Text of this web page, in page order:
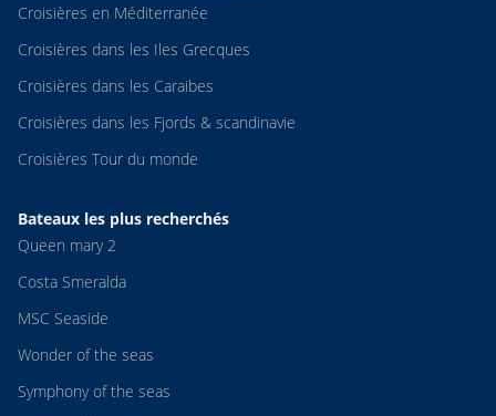
Croisières en Méditerranée
Croisières dans les Iles Grecques
Croisières dans les Caraibes
Croisières dans les Fjords & scandinavie
Croisières Tour du monde
Bateaux les plus recherchés
Queen mary 2
Costa Smeralda
MSC Seaside
Wonder of the seas
Symphony of the seas